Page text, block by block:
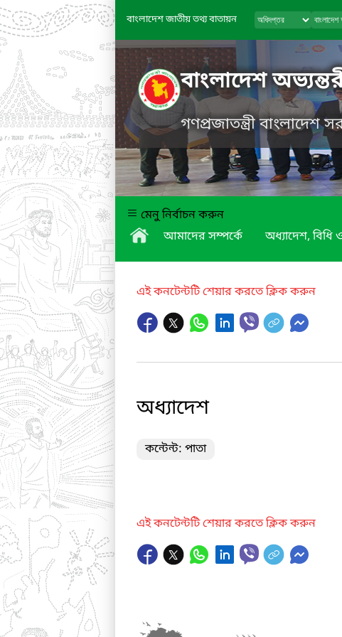
বাংলাদেশ জাতীয় তথ্য বাতায়ন
বাংলাদেশ
গণপ্রজাতন্ত্রী বাংলাদেশ
মেনু নির্বাচন করুন
আমাদের সম্পর্কে
অধ্যাদেশ,
এই কনটেন্টটি শেয়ার করতে ক্লিক করুন
অধ্যাদেশ
কন্টেন্ট: পাতা
এই কনটেন্টটি শেয়ার করতে ক্লিক করুন